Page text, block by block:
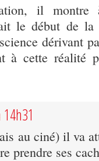
il
le début de
dérivant
à cette réalité
au ciné) il va
prendre ses